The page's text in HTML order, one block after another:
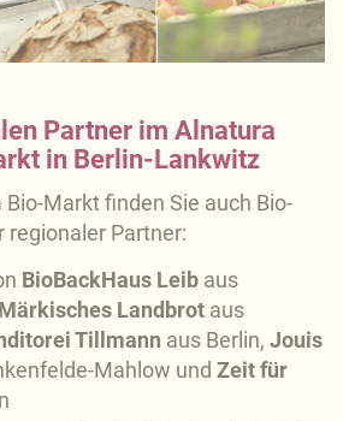
Partner im Alnatura
in Berlin-Lankwitz
Markt finden Sie auch Bio-
regionaler Partner:
BioBackHaus Leib aus
Märkisches Landbrot aus
Tillmann aus Berlin, Jouis
Mahlow und Zeit für